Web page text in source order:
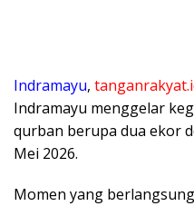
Indramayu,
Indramayu menggelar
qurban berupa dua ekor
Mei 2026.
Momen yang